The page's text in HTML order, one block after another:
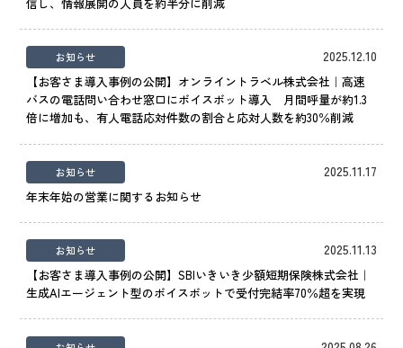
お知らせ 2025.12.10
【お客さま導入事例の公開】オンライントラベル株式会社｜高速
バスの電話問い合わせ窓口にボイスボット導入 月間呼量が約1.3
倍に増加も、有人電話応対件数の割合と応対人数を約30％削減
お知らせ 2025.11.17
年末年始の営業に関するお知らせ
お知らせ 2025.11.13
【お客さま導入事例の公開】SBIいきいき少額短期保険株式会社｜
生成AIエージェント型のボイスボットで受付完結率70％超を実現